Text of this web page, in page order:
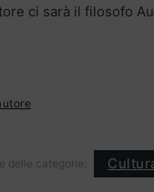
ci sarà il filosofo
delle categorie: